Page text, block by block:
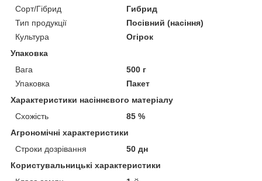
Сорт/Гібрид
Гибрид
Тип продукції
Посівний (насіння)
Культура
Огірок
Упаковка
Вага
500 г
Упаковка
Пакет
Характеристики насіннєвого матеріалу
Схожість
85 %
Агрономічні характеристики
Строки дозрівання
50 дн
Користувальницькі характеристики